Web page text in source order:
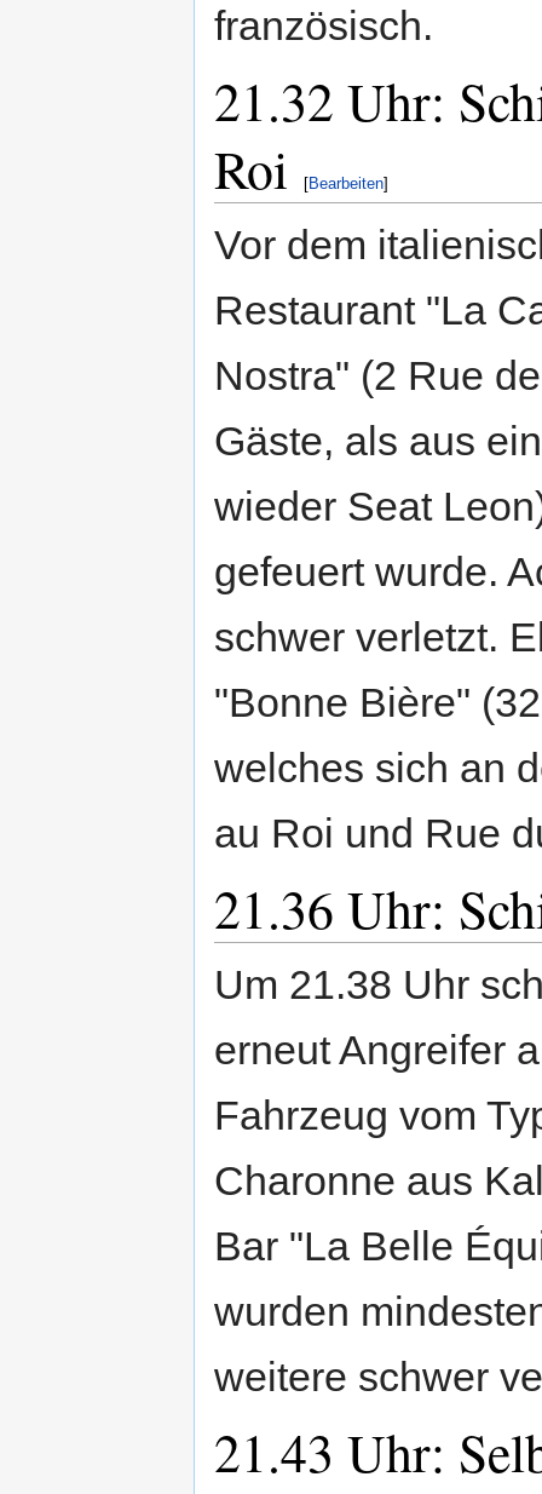
französisch.
21.32 Uhr:
Roi
[Bearbeiten]
Vor dem
Restaurant "La
Nostra" (2 Rue
Gäste, als aus
wieder Seat
gefeuert wurde.
schwer verletzt.
"Bonne Bière"
welches sich an
au Roi und Rue
21.36 Uhr:
Um 21.38 Uhr
erneut Angreifer
Fahrzeug vom
Charonne aus
Bar "La Belle
wurden
weitere schwer
21.43 Uhr: